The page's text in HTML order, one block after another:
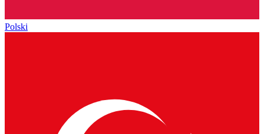
Polski